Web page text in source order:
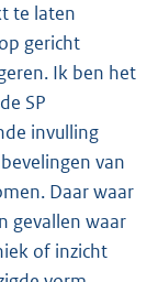
te laten
gericht
Ik ben het
SP
invulling
van
Daar waar
gevallen waar
of inzicht